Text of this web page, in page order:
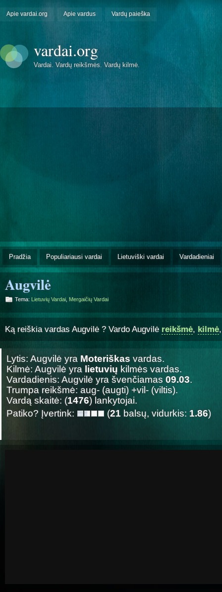
Apie vardai.org Apie vardus Vardų paieška
vardai.org
Vardai. Vardų reikšmės. Vardų kilmė.
Pradžia Populiariausi vardai Lietuviški vardai Vardadieniai
Augvilė
Tema: Lietuvių Vardai Mergaičių Vardai
Ką reiškia vardas Augvilė ? Vardo Augvilė reikšmė, kilmė
Lytis: Augvilė yra Moteriškas vardas.
Kilmė: Augvilė yra lietuvių kilmės vardas.
Vardadienis: Augvilė yra švenčiamas 09.03.
Trumpa reikšmė: aug- (augti) +vil- (viltis).
Vardą skaitė: (1476) lankytojai.
Patiko? Įvertink:
(21 balsų, vidurkis: 1.86)